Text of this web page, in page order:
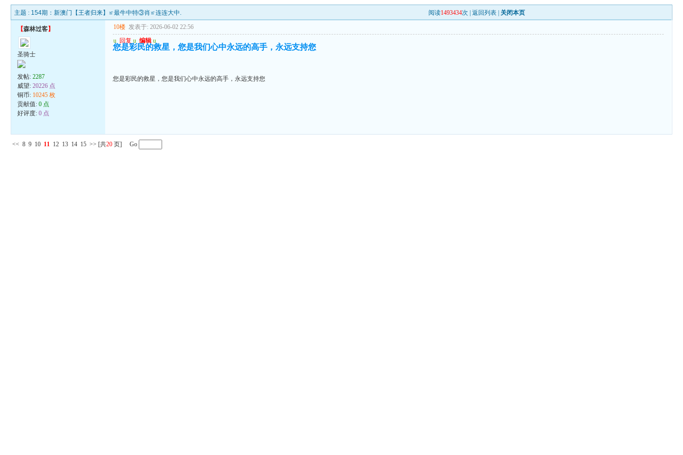
主题 : 154期：新澳门【王者归来】≌最牛中特③肖≌连连大中. 阅读1493434次 |返回列表 关闭本页
【森林过客】
圣骑士
发帖:2287
威望:20226 点
铜币: 10245 枚
贡献值:0 点
好评度:0 点
10楼 发表于: 2026-06-02 22:56
u 回复 u 编辑 u
您是彩民的救星，您是我们心中永远的高手，永远支持您
您是彩民的救星，您是我们心中永远的高手，永远支持您
<< 8 9 10 11 12 13 14 15 >> [共20 页] Go